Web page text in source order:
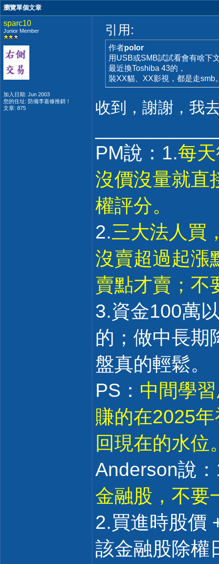
瀏覽單個文章
sparc10
Junior Member
加入日期: Jun 2003
您的住址: 防備李嘉修推銷！
文章: 875
引用:
作者polor
用USB或SMB試試看會有啥下
最近換Toshiba 43的，
裝XX貓、XX影視，都是走smb
收到，謝謝，我
PM說：1.每
沒價沒量就直
權評分。
2.三大法人買
沒賣超過起漲
賣點才賣；不
3.資金100萬
的；做中長期
盤真的輕鬆。
PS： 中間學
賺的在2025
回現在的水位
Anderson說
金融股，不要
2.買進時股價
該金融股除權